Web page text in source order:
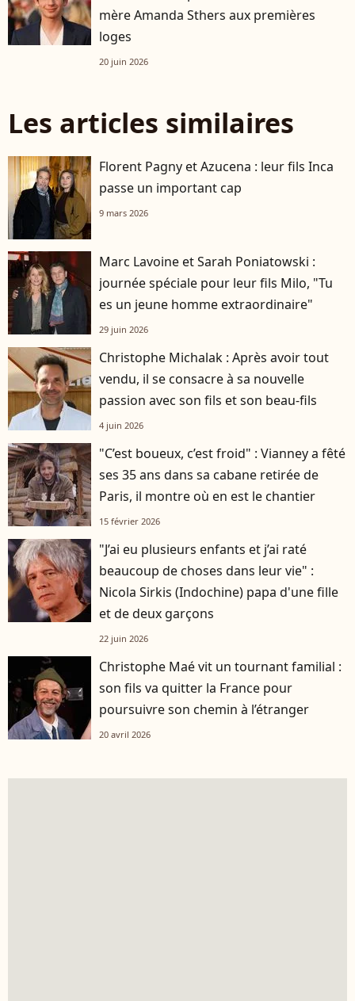
mère Amanda Sthers aux premières
loges
20 juin 2026
Les articles similaires
Florent Pagny et Azucena : leur fils Inca
passe un important cap
9 mars 2026
Marc Lavoine et Sarah Poniatowski :
journée spéciale pour leur fils Milo, "Tu
es un jeune homme extraordinaire"
29 juin 2026
Christophe Michalak : Après avoir tout
vendu, il se consacre à sa nouvelle
passion avec son fils et son beau-fils
4 juin 2026
"C’est boueux, c’est froid" : Vianney a fêté
ses 35 ans dans sa cabane retirée de
Paris, il montre où en est le chantier
15 février 2026
"J’ai eu plusieurs enfants et j’ai raté
beaucoup de choses dans leur vie" :
Nicola Sirkis (Indochine) papa d'une fille
et de deux garçons
22 juin 2026
Christophe Maé vit un tournant familial :
son fils va quitter la France pour
poursuivre son chemin à l’étranger
20 avril 2026